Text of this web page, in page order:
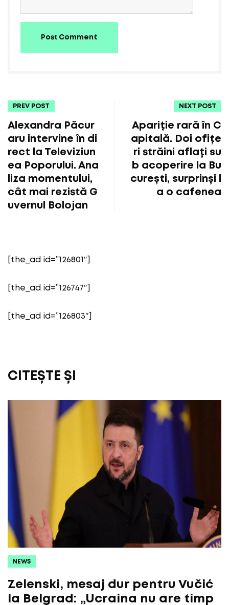
Post Comment
PREV POST
Alexandra Păcur
aru intervine în di
rect la Televiziun
ea Poporului. Ana
liza momentului,
cât mai rezistă G
uvernul Bolojan
NEXT POST
Apariție rară în C
apitală. Doi ofițe
ri străini aflați su
b acoperire la Bu
curești, surprinși l
a o cafenea
[the_ad id=”126801″]
[the_ad id=”126747″]
[the_ad id=”126803″]
CITEȘTE ȘI
NEWS
Zelenski, mesaj dur pentru Vučić
la Belgrad: „Ucraina nu are timp